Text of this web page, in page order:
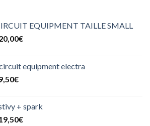
EQUIPMENT TAILLE SMALL
:
€Le
est :
equipment electra
:
€Le
est :
9,50€.
+ spark
€Le